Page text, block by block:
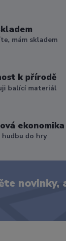
mám skladem
k přírodě
balící materiál
ekonomika
hudbu do hry
novinky,